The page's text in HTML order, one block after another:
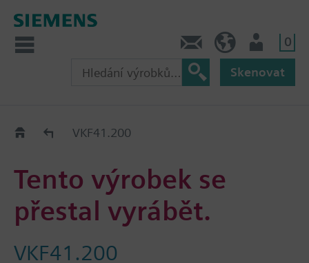
0
Skenovat
Old2NewVKF41.200
Tento výrobek se
přestal vyrábět.
VKF41.200